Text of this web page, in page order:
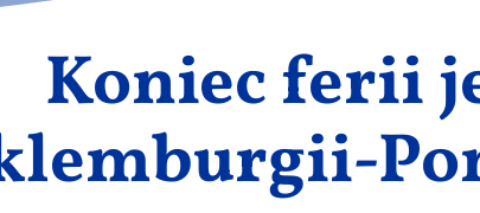
Koniec ferii